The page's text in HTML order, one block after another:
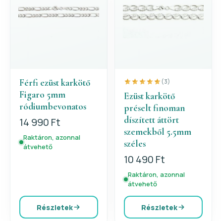
Férfi ezüst karkötő
Figaro 5mm
ródiumbevonatos
14 990 Ft
Raktáron, azonnal
átvehető
Részletek
(3)
Ezüst karkötő
préselt finoman
díszített áttört
szemekből 5.5mm
széles
10 490 Ft
Raktáron, azonnal
átvehető
Részletek